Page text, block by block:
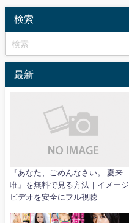
検索
最新
『あなた、ごめんなさい。 夏来
唯』を無料で見る方法｜イメージ
ビデオを安全にフル視聴